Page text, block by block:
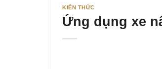
KIẾN THỨC
Ứng dụng xe